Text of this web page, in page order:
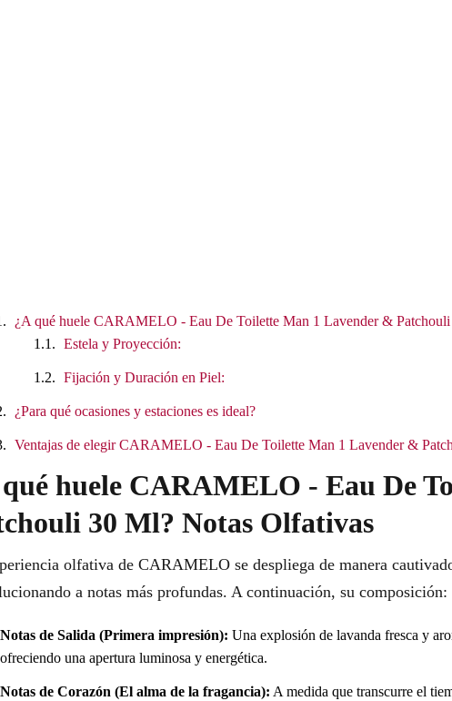
¿A qué huele CARAMELO - Eau De Toilette Man 1 Lavender &
Estela y Proyección:
Fijación y Duración en Piel:
¿Para qué ocasiones y estaciones es ideal?
Ventajas de elegir CARAMELO - Eau De Toilette Man 1 Lavender &
huele CARAMELO - Eau De
30 Ml? Notas Olfativas
olfativa de CARAMELO se despliega de manera
a notas más profundas. A continuación, su composición:
Notas de Salida (Primera impresión): Una explosión de lavanda fresca y
ofreciendo una apertura luminosa y energética.
Notas de Corazón (El alma de la fragancia): A medida que transcurre el